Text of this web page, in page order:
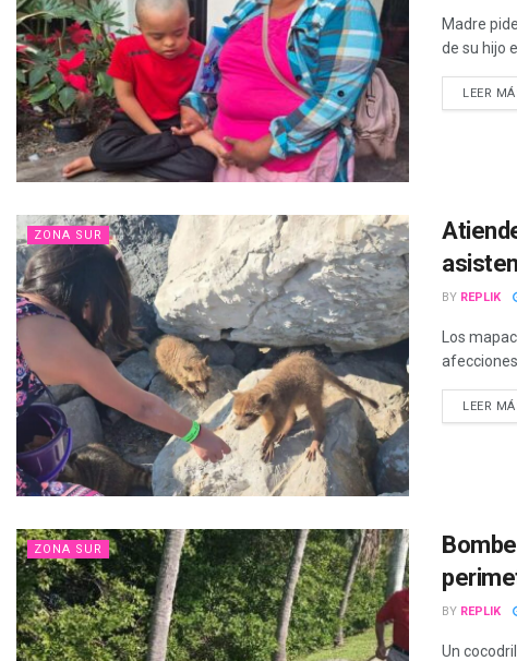
Madre
de su hijo
LEER
ZONA SUR
BY REPLIK
Los
LEER
ZONA SUR
BY REPLIK
Un